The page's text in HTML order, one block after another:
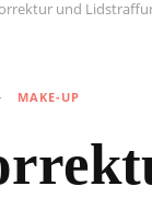
und
MAKE-UP